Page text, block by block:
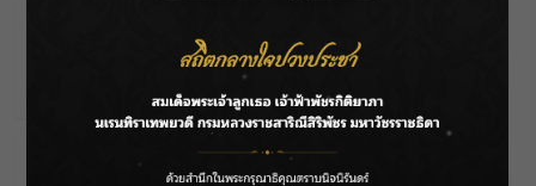
ลุยไม่หยุด!! กรมชลฯ เร่งเคลียร์ผักตบชวา-ติดตั้งเครื่อง
04/08/2026
News
“สุริยะ” สั่งกรมชลฯ เฝ้าระวังน้ำ 24 ชม. รับมือฝน